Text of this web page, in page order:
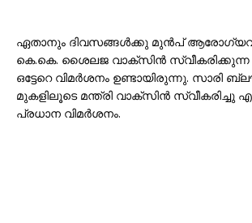
ഏതാനും ദിവസങ്ങൾക്കു മുൻപ്
കെ.കെ. ശൈലജ വാക്സിൻ സ്വീകരിക്കുന്ന
ഒട്ടേറെ വിമർശനം ഉണ്ടായിരുന്നു. സാരി
മുകളിലൂടെ മന്ത്രി വാക്സിൻ സ്വീകരിച്ചു
പ്രധാന വിമർശനം.